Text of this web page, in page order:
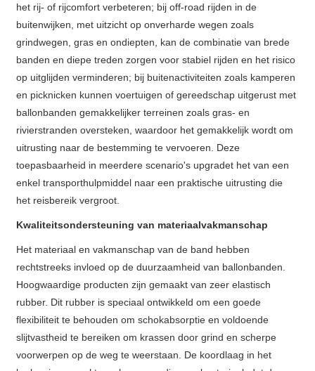
het rij- of rijcomfort verbeteren; bij off-road rijden in de
buitenwijken, met uitzicht op onverharde wegen zoals
grindwegen, gras en ondiepten, kan de combinatie van brede
banden en diepe treden zorgen voor stabiel rijden en het risico
op uitglijden verminderen; bij buitenactiviteiten zoals kamperen
en picknicken kunnen voertuigen of gereedschap uitgerust met
ballonbanden gemakkelijker terreinen zoals gras- en
rivierstranden oversteken, waardoor het gemakkelijk wordt om
uitrusting naar de bestemming te vervoeren. Deze
toepasbaarheid in meerdere scenario's upgradet het van een
enkel transporthulpmiddel naar een praktische uitrusting die
het reisbereik vergroot.
Kwaliteitsondersteuning van materiaalvakmanschap
Het materiaal en vakmanschap van de band hebben
rechtstreeks invloed op de duurzaamheid van ballonbanden.
Hoogwaardige producten zijn gemaakt van zeer elastisch
rubber. Dit rubber is speciaal ontwikkeld om een ​​goede
flexibiliteit te behouden om schokabsorptie en voldoende
slijtvastheid te bereiken om krassen door grind en scherpe
voorwerpen op de weg te weerstaan. De koordlaag in het